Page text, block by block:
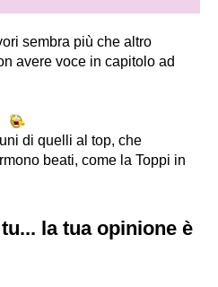
sembra più che altro
avere voce in capitolo ad
di quelli al top, che
beati, come la Toppi in
la tua opinione è